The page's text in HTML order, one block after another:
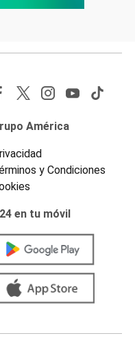
América
y Condiciones
en tu móvil